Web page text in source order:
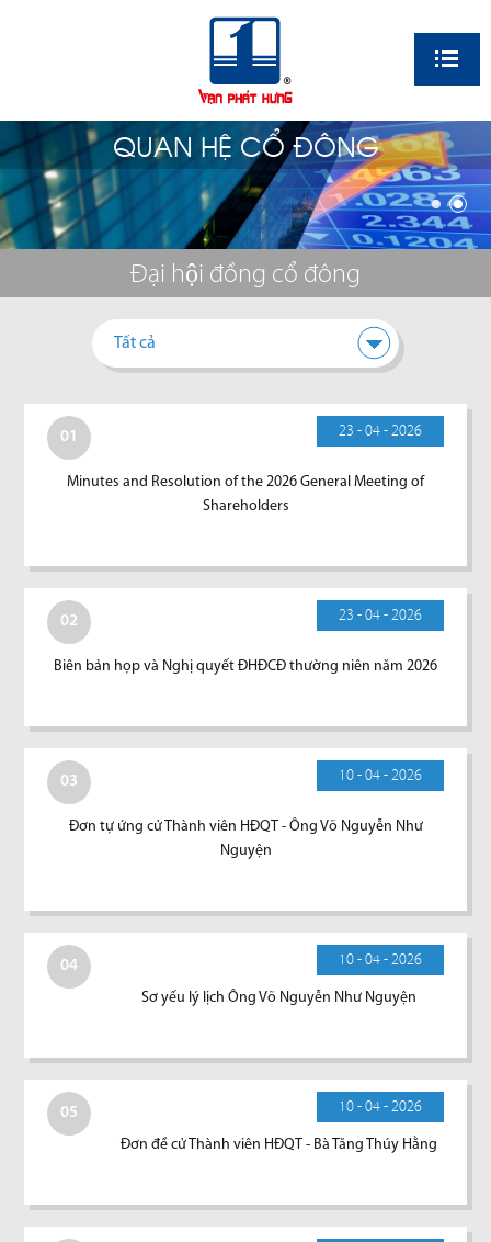
QUAN HỆ CỔ ĐÔNG
Đại hội đồng cổ đông
Tất cả
01 23 - 04 - 2026
Minutes and Resolution of the 2026 General Meeting of
Shareholders
02 23 - 04 - 2026
Biên bản họp và Nghị quyết ĐHĐCĐ thường niên năm 2026
03 10 - 04 - 2026
Đơn tự ứng cử Thành viên HĐQT - Ông Võ Nguyễn Như
Nguyện
04 10 - 04 - 2026
Sơ yếu lý lịch Ông Võ Nguyễn Như Nguyện
05 10 - 04 - 2026
Đơn đề cử Thành viên HĐQT - Bà Tăng Thúy Hằng